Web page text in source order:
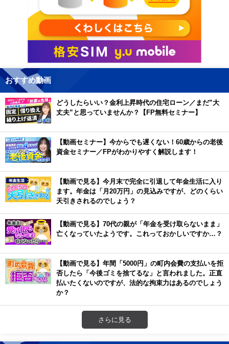
おすすめ動画
どうしたらいい？金利上昇時代の住宅ローン／まだ”大
丈夫”と思っていませんか？【FP無料セミナー】
【動画セミナー】今からでも遅くない！60歳からの老後
資金セミナー／FPがわかりやすく解説します！
【動画で見る】今月末で完全に引退して年金生活に入り
ます。年金は「月20万円」の見込みですが、どのくらい
天引きされるのでしょう？
【動画で見る】70代の親が「年金を受け取らないまま」
亡くなっていたようです。これっておかしいですか…？
【動画で見る】年間「5000円」の町内会費の支払いを拒
否したら「今後ゴミを捨てるな」と言われました。正直
払いたくないのですが、法的な拘束力はあるのでしょう
か？
さらに見る